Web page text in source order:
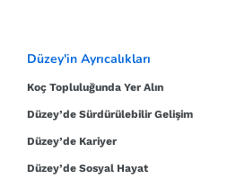
Düzey'in Ayrıcalıkları
Koç Topluluğunda Yer Alın
Düzey’de Sürdürülebilir Gelişim
Düzey’de Kariyer
Düzey’de Sosyal Hayat